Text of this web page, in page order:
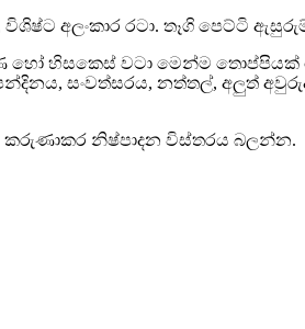
අලංකාර රටා. තෑගි පෙට්ටි
හෝ හිසකෙස් වටා මෙන්ම තොප්පියක්
සංවත්සරය, නත්තල්, අලුත්
කරුණාකර නිෂ්පාදන විස්තරය බලන්න.